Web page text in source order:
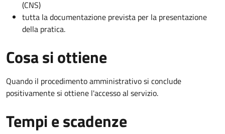
(CNS)
tutta la documentazione prevista per la presentazione
della pratica.
Cosa si ottiene
Quando il procedimento amministrativo si conclude
positivamente si ottiene l'accesso al servizio.
Tempi e scadenze